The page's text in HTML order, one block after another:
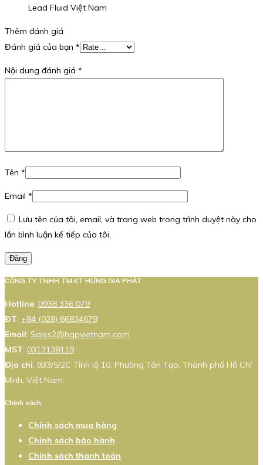
Lead Fluid Việt Nam
Thêm đánh giá
Đánh giá của bạn *
Nội dung đánh giá *
Tên *
Email *
Lưu tên của tôi, email, và trang web trong trình duyệt này cho
lần bình luận kế tiếp của tôi.
Đăng
CÔNG TY TNHH TM KT HƯNG GIA PHÁT
Hotline: 0938 336 079
ĐT: +84 (028) 66834679
Email: Sales2@hgpvietnam.com
MST: 0313138119
Địa chỉ: 933/5/2C Tỉnh lộ 10, Phường Tân Tạo, Thành phố Hồ Chí
Minh, Việt Nam.
Chính sách
Chính sách mua hàng
Chính sách bảo hành
Chính sách thanh toán